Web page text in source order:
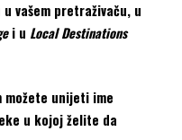
vašem pretraživaču, u
i u Local Destinations
unijeti ime
u kojoj želite da